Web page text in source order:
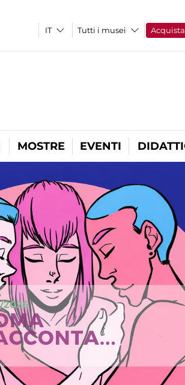
Tutti i musei Acquista
MOSTRE EVENTI